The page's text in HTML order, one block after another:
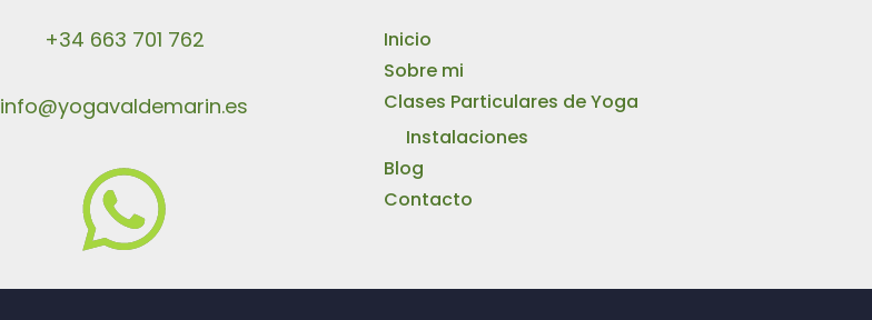
+34 663 701 762
info@yogavaldemarin.es
Inicio
Sobre mi
Clases Particulares de Yoga
Instalaciones
Blog
Contacto